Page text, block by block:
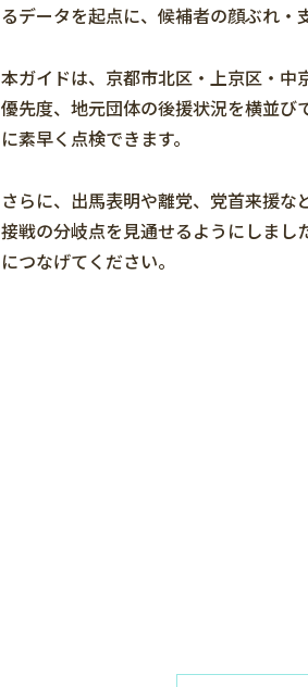
るデータを起点に、候補者の顔ぶれ・
本ガイドは、京都市北区・上京区・
優先度、地元団体の後援状況を横並び
に素早く点検できます。
さらに、出馬表明や離党、党首来援
接戦の分岐点を見通せるようにしま
につなげてください。